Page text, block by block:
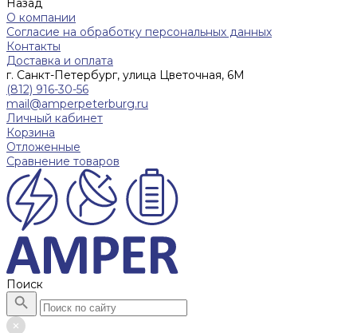
Назад
О компании
Согласие на обработку персональных данных
Контакты
Доставка и оплата
г. Санкт-Петербург, улица Цветочная, 6М
(812) 916-30-56
mail@amperpeterburg.ru
Личный кабинет
Корзина
Отложенные
Сравнение товаров
Поиск